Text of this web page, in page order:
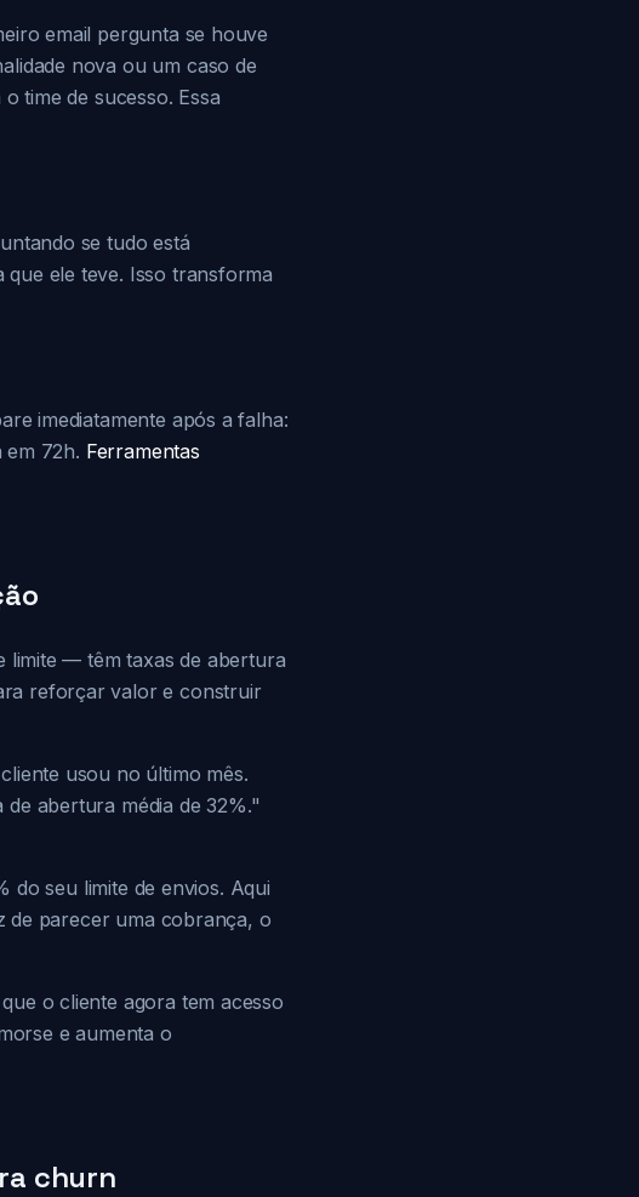
email pergunta se houve
nova ou um caso de
time de sucesso. Essa
se tudo está
ele teve. Isso transforma
imediatamente após a falha:
em 72h. Ferramentas
limite — têm taxas de abertura
reforçar valor e construir
usou no último mês.
abertura média de 32%."
do seu limite de envios. Aqui
de parecer uma cobrança, o
o cliente agora tem acesso
e aumenta o
churn